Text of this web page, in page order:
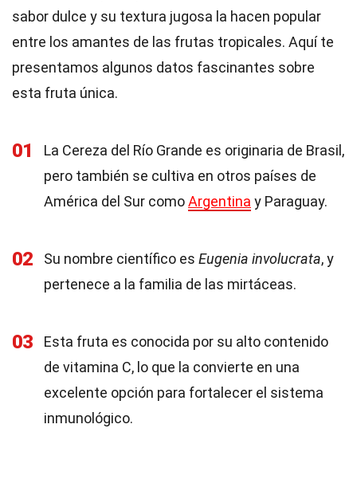
sabor dulce y su textura jugosa la hacen popular
entre los amantes de las frutas tropicales. Aquí te
presentamos algunos datos fascinantes sobre
esta fruta única.
01
La Cereza del Río Grande es originaria de Brasil,
pero también se cultiva en otros países de
América del Sur comoArgentina y Paraguay.
02 Su nombre científico es Eugenia involucrata, y
pertenece a la familia de las mirtáceas.
03
Esta fruta es conocida por su alto contenido
de vitamina C, lo que la convierte en una
excelente opción para fortalecer el sistema
inmunológico.